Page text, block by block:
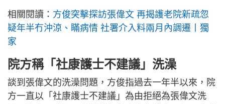
相關閱讀： 方俊突擊探訪張偉文 再揭護老院新疏忽
疑年半冇沖涼、瞞病情 社署介入料兩月內調遷丨獨
家
院方稱「社康護士不建議」洗澡
談到張偉文的洗澡問題，方俊指過去一年半以來，院
方一直以「社康護士不建議」為由拒絕為張偉文洗